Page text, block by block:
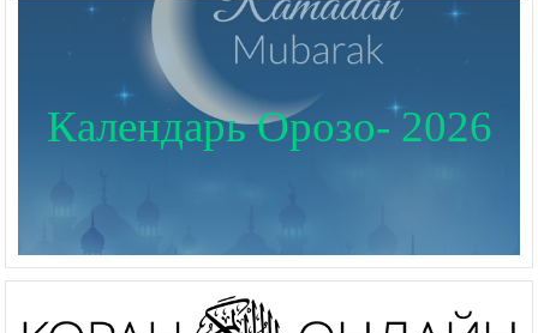
Календарь Орозо- 2026